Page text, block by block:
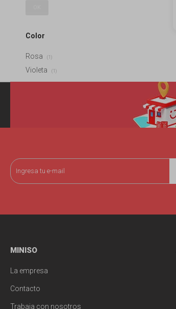
Color
Rosa (1)
Violeta (1)
MINISO
La empresa
Contacto
Trabaja con nosotros